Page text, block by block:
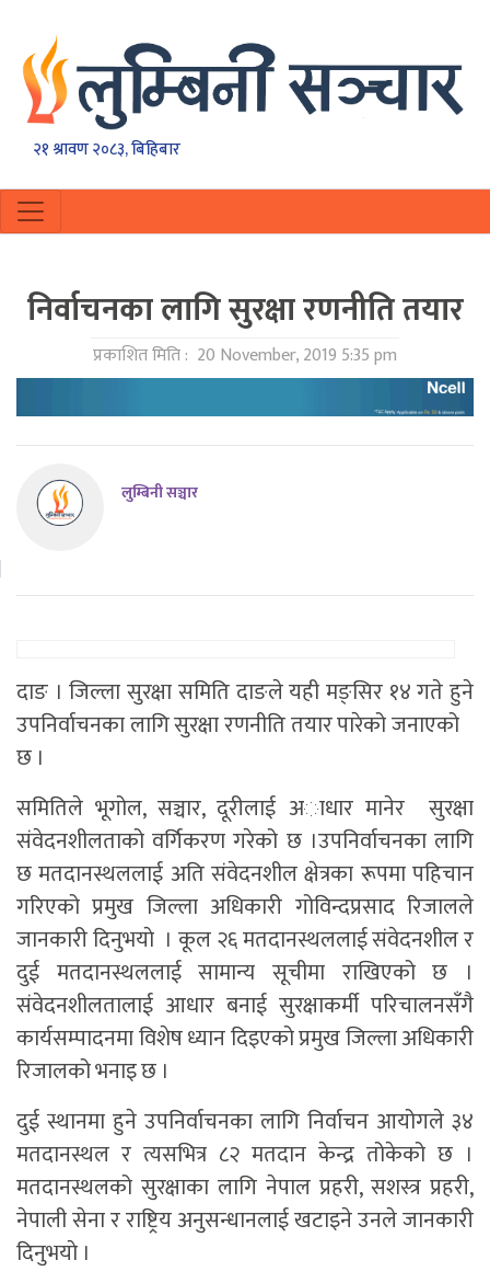
२१ श्रावण २०८३, बिहिबार
निर्वाचनका लागि सुरक्षा रणनीति तयार
प्रकाशित मिति : 20 November, 2019 5:35 pm
लुम्बिनी सञ्चार
दाङ । जिल्ला सुरक्षा समिति दाङले यही मङ्सिर १४ गते हुने
उपनिर्वाचनका लागि सुरक्षा रणनीति तयार पारेको जनाएको
छ ।
समितिले भूगोल, सञ्चार, दूरीलाई अाधार मानेर सुरक्षा
संवेदनशीलताको वर्गिकरण गरेको छ ।उपनिर्वाचनका लागि
छ मतदानस्थललाई अति संवेदनशील क्षेत्रका रूपमा पहिचान
गरिएको प्रमुख जिल्ला अधिकारी गोविन्दप्रसाद रिजालले
जानकारी दिनुभयाे । कूल २६ मतदानस्थललाई संवेदनशील र
दुई मतदानस्थललाई सामान्य सूचीमा राखिएको छ ।
संवेदनशीलतालाई आधार बनाई सुरक्षाकर्मी परिचालनसँगै
कार्यसम्पादनमा विशेष ध्यान दिइएको प्रमुख जिल्ला अधिकारी
रिजालको भनाइ छ ।
दुई स्थानमा हुने उपनिर्वाचनका लागि निर्वाचन आयोगले ३४
मतदानस्थल र त्यसभित्र ८२ मतदान केन्द्र तोकेको छ ।
मतदानस्थलको सुरक्षाका लागि नेपाल प्रहरी, सशस्त्र प्रहरी,
नेपाली सेना र राष्ट्रिय अनुसन्धानलाई खटाइने उनले जानकारी
दिनुभयाे ।